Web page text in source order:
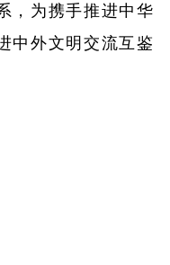
，为携手推进中华
中外文明交流互鉴